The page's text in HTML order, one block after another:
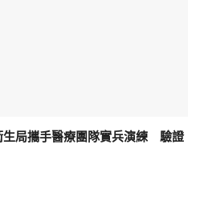
生局攜手醫療團隊實兵演練 驗證